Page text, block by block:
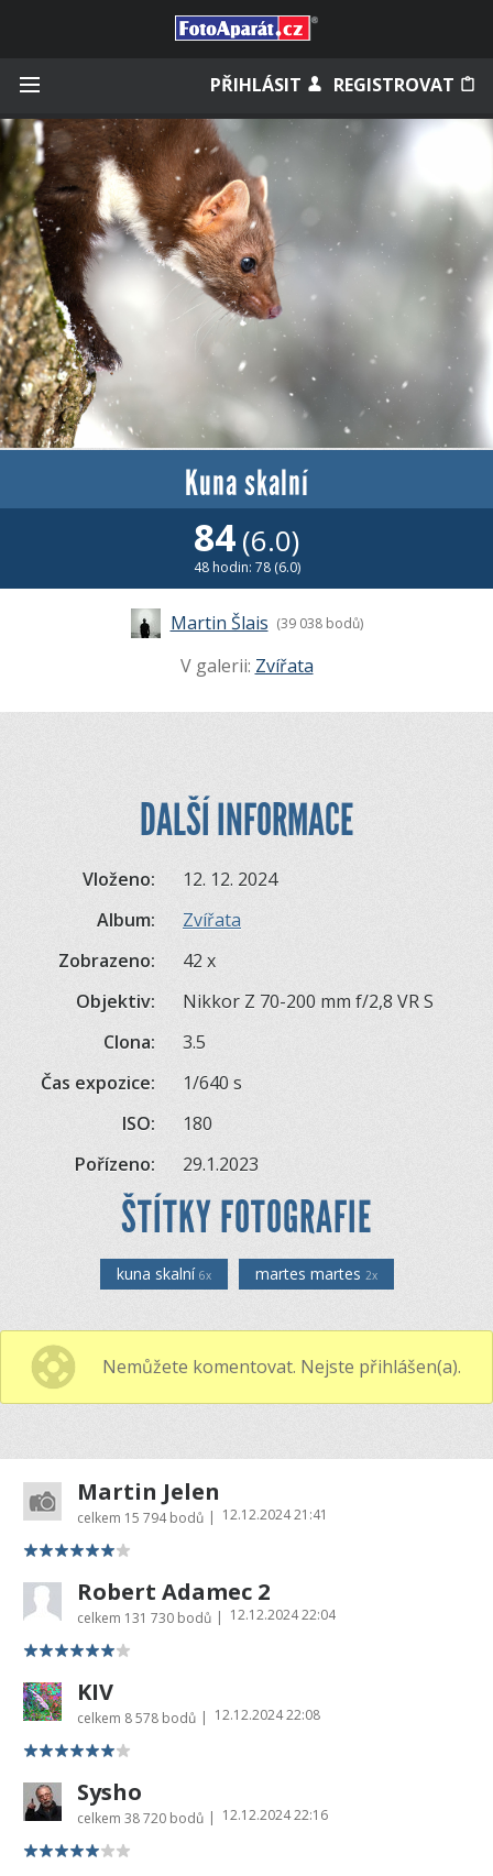
PŘIHLÁSIT REGISTROVAT
Zapamatovat
Zapomněli jste heslo?
Měli jste účet na starém webu?
Kuna skalní
84(6.0)
48 hodin: 78 (6.0)
Martin Šlais (39 038 bodů)
V galerii: Zvířata
DALŠÍ INFORMACE
Vloženo:
12. 12. 2024
Album:
Zvířata
Zobrazeno:
42 x
Objektiv:
Nikkor Z 70-200 mm f/2,8 VR S
Clona:
3.5
Čas expozice:
1/640 s
ISO:
180
Pořízeno:
29.1.2023
ŠTÍTKY FOTOGRAFIE
kuna skalní 6x martes martes 2x
Nemůžete komentovat. Nejste přihlášen(a).
Martin Jelen
celkem 15 794 bodů 12.12.2024 21:41
Robert Adamec 2
celkem 131 730 bodů 12.12.2024 22:04
KIV
celkem 8 578 bodů 12.12.2024 22:08
Sysho
celkem 38 720 bodů 12.12.2024 22:16